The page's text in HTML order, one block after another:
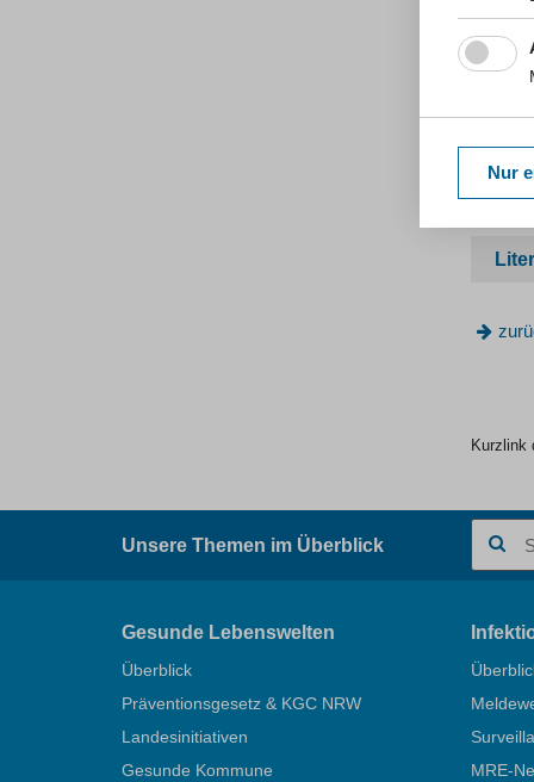
Vor
2011].
Kurzlink
Unsere Themen im Überblick
Gesunde Lebenswelten
Überblick
Präventionsgesetz & KGC NRW
Landesinitiativen
Gesunde Kommune
MRE-
Nur